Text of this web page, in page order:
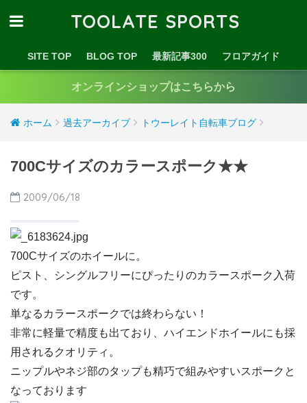
TOOLATE SPORTS
SITE TOP BLOG TOP 最新記事300 フロアガイド
オンラインショップはこちらから
ホーム 過去アーカイブ トウーレイト自転車ブログ
700Cサイズのカラースポーク★★
2009/06/18
700Cサイズのホイールに。
ピスト、シングルフリーにぴったりのカラースポーク入荷
です。
単なるカラースポークでは終わらない！
非常に軽量で精度も出ており、ハイエンドホイールにも採
用されるクオリティ。
ニップルやネジ部のタップも精巧で組みやすいスポークと
なっております